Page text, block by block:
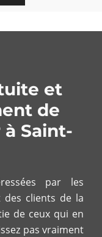
et
de
Saint-
par les
des clients de la
de ceux qui en
pas vraiment